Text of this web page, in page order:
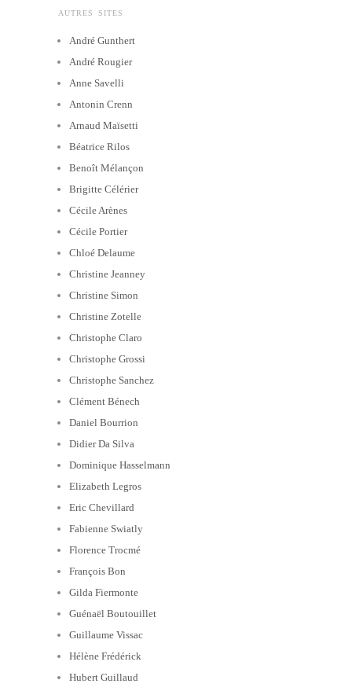
AUTRES SITES
André Gunthert
André Rougier
Anne Savelli
Antonin Crenn
Arnaud Maïsetti
Béatrice Rilos
Benoît Mélançon
Brigitte Célérier
Cécile Arènes
Cécile Portier
Chloé Delaume
Christine Jeanney
Christine Simon
Christine Zotelle
Christophe Claro
Christophe Grossi
Christophe Sanchez
Clément Bénech
Daniel Bourrion
Didier Da Silva
Dominique Hasselmann
Elizabeth Legros
Eric Chevillard
Fabienne Swiatly
Florence Trocmé
François Bon
Gilda Fiermonte
Guénaël Boutouillet
Guillaume Vissac
Hélène Frédérick
Hubert Guillaud